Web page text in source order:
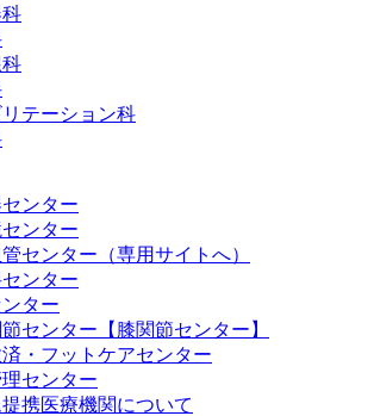
リテーション科
ンター
ンター
センター（専用サイトへ）
ンター
ター
センター【膝関節センター】
・フットケアセンター
センター
携医療機関について